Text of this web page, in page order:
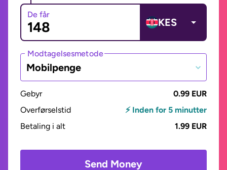
De får
KES
Modtagelsesmetode
Mobilpenge
Gebyr
0.99 EUR
Overførselstid
⚡ Inden for 5 minutter
Betaling i alt
1.99 EUR
Send Money